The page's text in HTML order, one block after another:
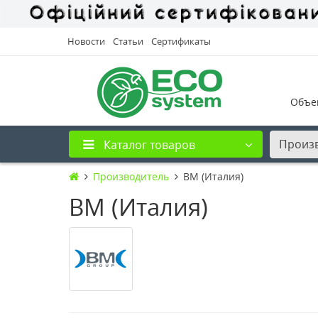
Новости Статьи Сертификаты
Каталог товаров
Производитель BM (Италия)
BM (Италия)